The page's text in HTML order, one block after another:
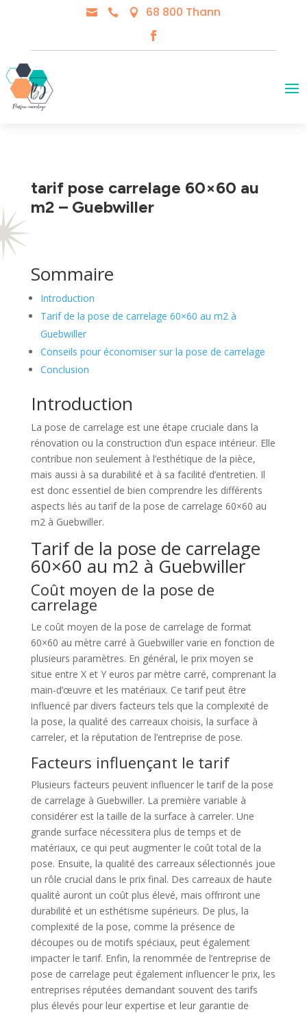
   68 800 Thann
tarif pose carrelage 60×60 au
m2 – Guebwiller
Sommaire
Introduction
Tarif de la pose de carrelage 60×60 au m2 à
Guebwiller
Conseils pour économiser sur la pose de carrelage
Conclusion
Introduction
La pose de carrelage est une étape cruciale dans la
rénovation ou la construction d’un espace intérieur. Elle
contribue non seulement à l’esthétique de la pièce,
mais aussi à sa durabilité et à sa facilité d’entretien. Il
est donc essentiel de bien comprendre les différents
aspects liés au tarif de la pose de carrelage 60×60 au
m2 à Guebwiller.
Tarif de la pose de carrelage
60×60 au m2 à Guebwiller
Coût moyen de la pose de
carrelage
Le coût moyen de la pose de carrelage de format
60×60 au mètre carré à Guebwiller varie en fonction de
plusieurs paramètres. En général, le prix moyen se
situe entre X et Y euros par mètre carré, comprenant la
main-d’œuvre et les matériaux. Ce tarif peut être
influencé par divers facteurs tels que la complexité de
la pose, la qualité des carreaux choisis, la surface à
carreler, et la réputation de l’entreprise de pose.
Facteurs influençant le tarif
Plusieurs facteurs peuvent influencer le tarif de la pose
de carrelage à Guebwiller. La première variable à
considérer est la taille de la surface à carreler. Une
grande surface nécessitera plus de temps et de
matériaux, ce qui peut augmenter le coût total de la
pose. Ensuite, la qualité des carreaux sélectionnés joue
un rôle crucial dans le prix final. Des carreaux de haute
qualité auront un coût plus élevé, mais offriront une
durabilité et un esthétisme supérieurs. De plus, la
complexité de la pose, comme la présence de
découpes ou de motifs spéciaux, peut également
impacter le tarif. Enfin, la renommée de l’entreprise de
pose de carrelage peut également influencer le prix, les
entreprises réputées demandant souvent des tarifs
plus élevés pour leur expertise et leur garantie de